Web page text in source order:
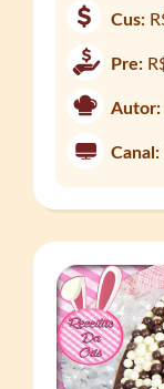
Cus:
Pre:
Autor:
Canal: